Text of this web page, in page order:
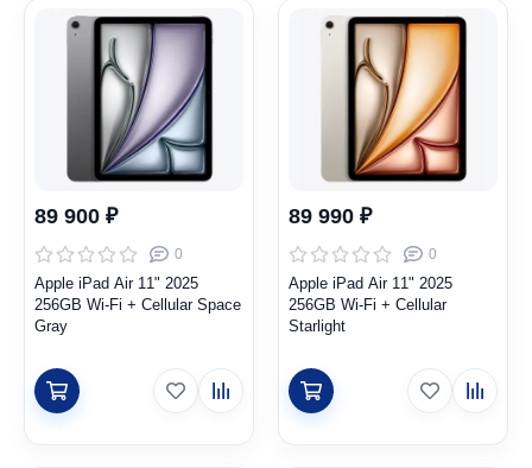
89 900 ₽
0
Apple iPad Air 11" 2025
256GB Wi-Fi + Cellular Space
Gray
89 990 ₽
0
Apple iPad Air 11" 2025
256GB Wi-Fi + Cellular
Starlight